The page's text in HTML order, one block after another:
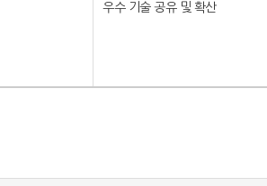
우수 기술 공유 및 확산